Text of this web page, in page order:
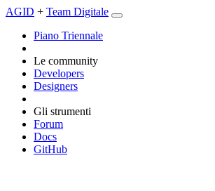
AGID + Team Digitale
Piano Triennale
Le community
Developers
Designers
Gli strumenti
Forum
Docs
GitHub